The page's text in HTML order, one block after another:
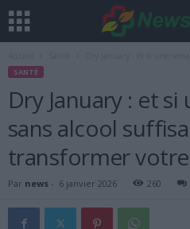
SANTÉ
Dry January : et
sans alcool
transformer
Par news - 6 janvier 2026 260